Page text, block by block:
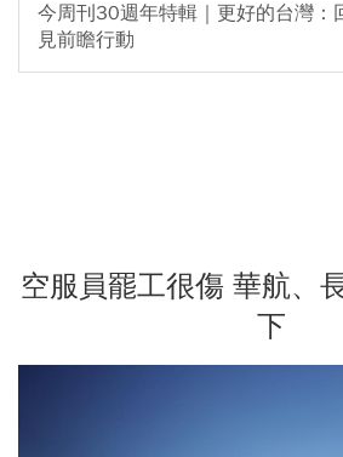
今周刊30週年特輯｜更好的台灣：
見前瞻行動
空服員罷工很傷 華航、
下